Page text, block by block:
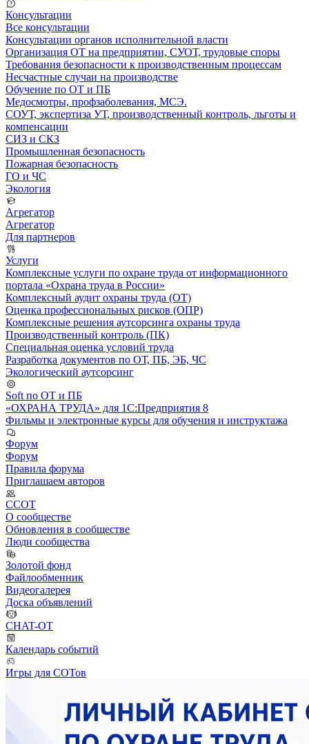
Консультации
Все консультации
Консультации органов исполнительной власти
Организация ОТ на предприятии, СУОТ, трудовые споры
Требования безопасности к производственным процессам
Несчастные случаи на производстве
Обучение по ОТ и ПБ
Медосмотры, профзаболевания, МСЭ.
СОУТ, экспертиза УТ, производственный контроль, льготы и
компенсации
СИЗ и СКЗ
Промышленная безопасность
Пожарная безопасность
ГО и ЧС
Экология
Агрегатор
Агрегатор
Для партнеров
Услуги
Комплексные услуги по охране труда от информационного
портала «Охрана труда в России»
Комплексный аудит охраны труда (ОТ)
Оценка профессиональных рисков (ОПР)
Комплексные решения аутсорсинга охраны труда
Производственный контроль (ПК)
Специальная оценка условий труда
Разработка документов по ОТ, ПБ, ЭБ, ЧС
Экологический аутсорсинг
Soft по ОТ и ПБ
«ОХРАНА ТРУДА» для 1С:Предприятия 8
Фильмы и электронные курсы для обучения и инструктажа
Форум
Форум
Правила форума
Приглашаем авторов
ССОТ
О сообществе
Обновления в сообществе
Люди сообщества
Золотой фонд
Файлообменник
Видеогалерея
Доска объявлений
CHAT-OT
Календарь событий
Игры для СОТов